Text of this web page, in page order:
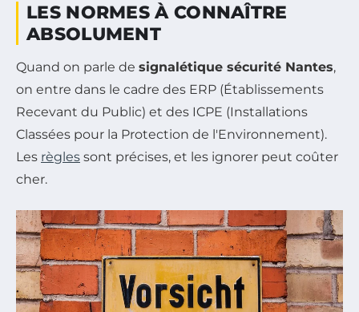
LES NORMES À CONNAÎTRE
ABSOLUMENT
Quand on parle de signalétique sécurité Nantes,
on entre dans le cadre des ERP (Établissements
Recevant du Public) et des ICPE (Installations
Classées pour la Protection de l'Environnement).
Les règles sont précises, et les ignorer peut coûter
cher.